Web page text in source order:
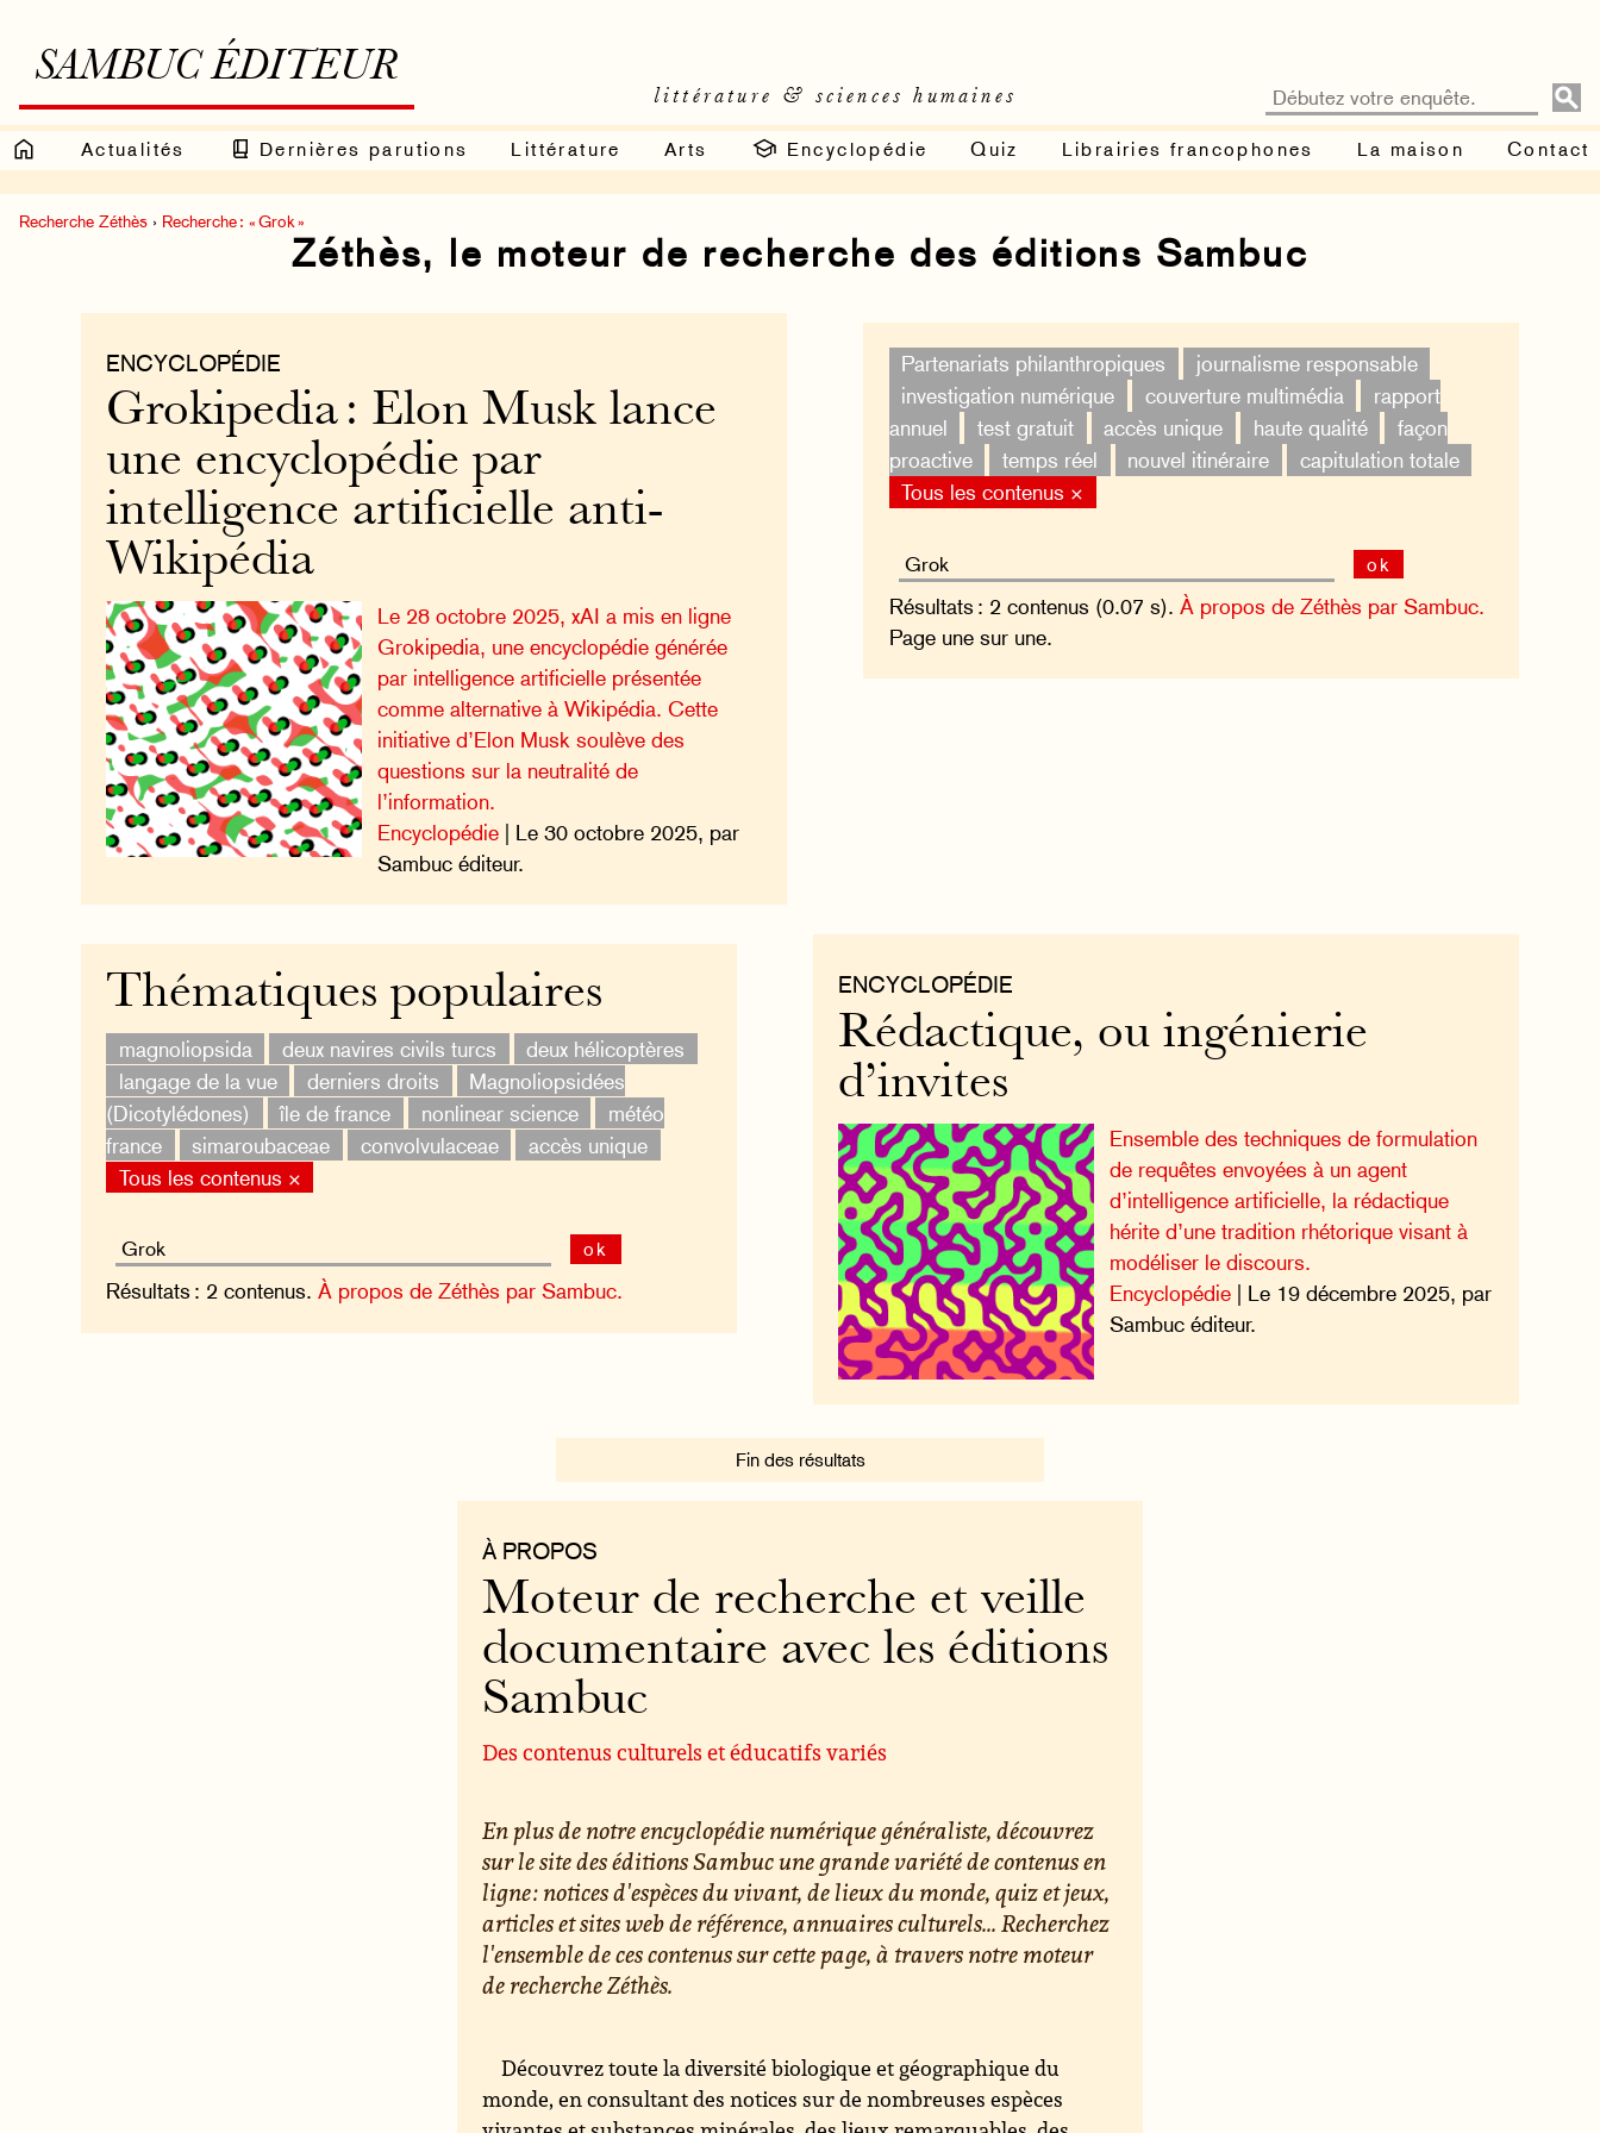
SAMBUC ÉDITEUR
littérature & sciences humaines
Actualités Dernières parutions Littérature Arts Encyclopédie Quiz Librairies francophones La maison Contact
Recherche Zéthès › Recherche : « Grok »
Zéthès, le moteur de recherche des éditions Sambuc
Partenariats philanthropiques
journalisme responsable
investigation numérique
couverture multimédia
rapport
annuel
test gratuit accès unique haute qualité
façon
proactive
temps réel nouvel itinéraire
capitulation totale
Tous les contenus ×
ok
Résultats : 2 contenus (0.07 s). À propos de Zéthès par Sambuc.
Page une sur une.
ENCYCLOPÉDIE
Grokipedia : Elon Musk lance
une encyclopédie par
intelligence artificielle anti-
Wikipédia
Le 28 octobre 2025, xAI a mis en ligne
Grokipedia, une encyclopédie générée
par intelligence artificielle présentée
comme alternative à Wikipédia. Cette
initiative d’Elon Musk soulève des
questions sur la neutralité de
l’information.
Encyclopédie | Le 30 octobre 2025, par
Sambuc éditeur.
ENCYCLOPÉDIE
Rédactique, ou ingénierie
d’invites
Ensemble des techniques de formulation
de requêtes envoyées à un agent
d’intelligence artificielle, la rédactique
hérite d’une tradition rhétorique visant à
modéliser le discours.
Encyclopédie | Le 19 décembre 2025, par
Sambuc éditeur.
Thématiques populaires
magnoliopsida deux navires civils turcs
deux hélicoptères
langage de la vue
derniers droits
Magnoliopsidées
(Dicotylédones)
île de france nonlinear science
météo
france
simaroubaceae convolvulaceae
accès unique
Tous les contenus ×
ok
Résultats : 2 contenus. À propos de Zéthès par Sambuc.
Fin des résultats
À PROPOS
Moteur de recherche et veille
documentaire avec les éditions
Sambuc
Des contenus culturels et éducatifs variés
En plus de notre encyclopédie numérique généraliste, découvrez
sur le site des éditions Sambuc une grande variété de contenus en
ligne : notices d'espèces du vivant, de lieux du monde, quiz et jeux,
articles et sites web de référence, annuaires culturels... Recherchez
l'ensemble de ces contenus sur cette page, à travers notre moteur
de recherche Zéthès.
Découvrez toute la diversité biologique et géographique du
monde, en consultant des notices sur de nombreuses espèces